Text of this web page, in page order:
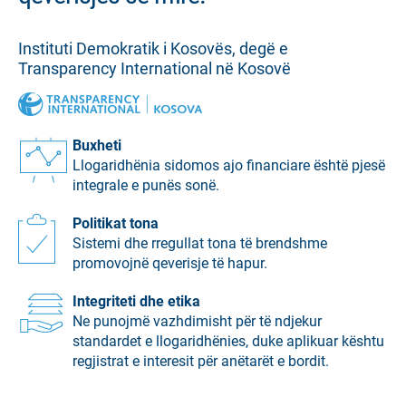
Instituti Demokratik i Kosovës, degë e
Transparency International në Kosovë
Buxheti
Llogaridhënia sidomos ajo financiare është pjesë
integrale e punës sonë.
Politikat tona
Sistemi dhe rregullat tona të brendshme
promovojnë qeverisje të hapur.
Integriteti dhe etika
Ne punojmë vazhdimisht për të ndjekur
standardet e llogaridhënies, duke aplikuar kështu
regjistrat e interesit për anëtarët e bordit.